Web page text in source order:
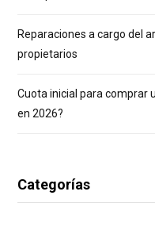
Reparaciones a cargo del
propietarios
Cuota inicial para comprar
en 2026?
Categorías